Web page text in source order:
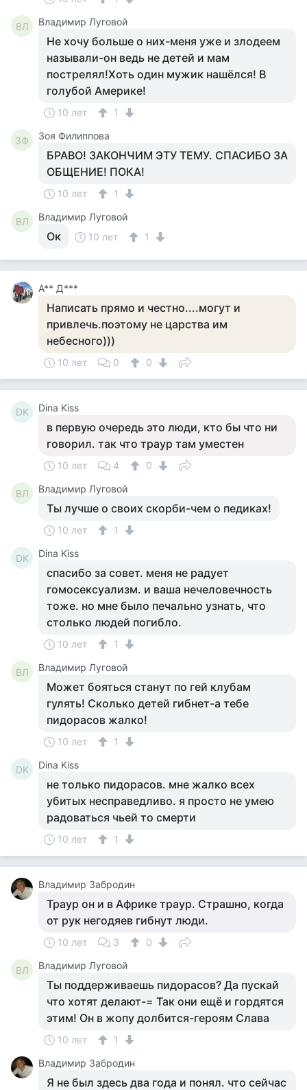
ВЛ Владимир Луговой
Не хочу больше о них-меня уже и злодеем
называли-он ведь не детей и мам
пострелял!Хоть один мужик нашёлся! В
голубой Америке!
10 лет 1
ЗФ Зоя Филиппова
БРАВО! ЗАКОНЧИМ ЭТУ ТЕМУ. СПАСИБО ЗА
ОБЩЕНИЕ! ПОКА!
10 лет 1
ВЛ Владимир Луговой
Ок 10 лет 1
А** Д***
Написать прямо и честно....могут и
привлечь.поэтому не царства им
небесного)))
10 лет 0 0
DK Dina Kiss
в первую очередь это люди, кто бы что ни
говорил. так что траур там уместен
10 лет 4 0
ВЛ Владимир Луговой
Ты лучше о своих скорби-чем о педиках!
10 лет 1
DK Dina Kiss
спасибо за совет. меня не радует
гомосексуализм. и ваша нечеловечность
тоже. но мне было печально узнать, что
столько людей погибло.
10 лет 1
ВЛ Владимир Луговой
Может бояться станут по гей клубам
гулять! Сколько детей гибнет-а тебе
пидорасов жалко!
10 лет 1
DK Dina Kiss
не только пидорасов. мне жалко всех
убитых несправедливо. я просто не умею
радоваться чьей то смерти
10 лет 1
Владимир Забродин
Траур он и в Африке траур. Страшно, когда
от рук негодяев гибнут люди.
10 лет 3 0
ВЛ Владимир Луговой
Ты поддерживаешь пидорасов? Да пускай
что хотят делают-= Так они ещё и гордятся
этим! Он в жопу долбится-героям Слава
10 лет
1
Владимир Забродин
Я не был здесь два года и понял. что сейчас